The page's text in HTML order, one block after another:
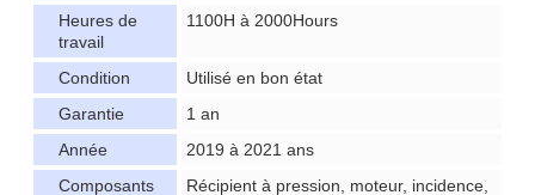
Heures de
travail
1100H à 2000Hours
Condition
Utilisé en bon état
Garantie
1 an
Année
2019 à 2021 ans
Composants
Récipient à pression, moteur, incidence,